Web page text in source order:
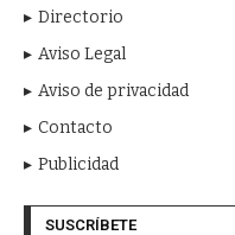
Directorio
Aviso Legal
Aviso de privacidad
Contacto
Publicidad
SUSCRÍBETE